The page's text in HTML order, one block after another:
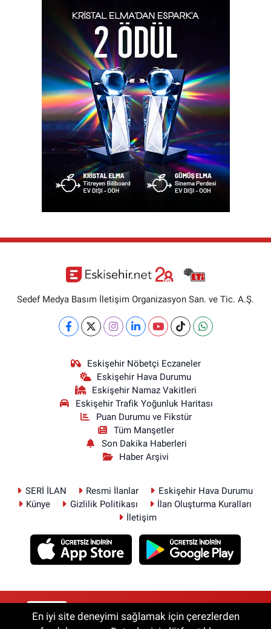
Sedef Medya Basım İletişim Organizasyon San. ve Tic. A.Ş.
Eskişehir Nöbetçi Eczaneler
Eskişehir Hava Durumu
Eskişehir Namaz Vakitleri
Eskişehir Trafik Yoğunluk Haritası
Puan Durumu ve Fikstür
Tüm Manşetler
Son Dakika Haberleri
Haber Arşivi
SERİ İLAN Resmi İlanlar
Eskişehir Hava Durumu
Künye
Gizlilik Politikası
İlan Oluşturma Kuralları
İletişim
RSS Copyright © 2026. Her hakkı saklıdır.
En iyi site deneyimi sağlamak için çerezlerden